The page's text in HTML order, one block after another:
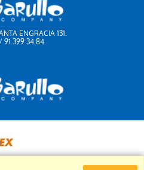
ENGRACIA 131.
91 399 34 84